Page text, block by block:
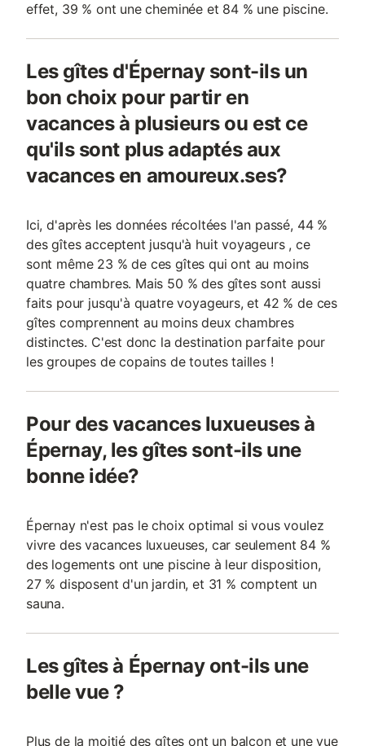
effet, 39 % ont une cheminée et 84 % une piscine.
Les gîtes d'Épernay sont-ils un
bon choix pour partir en
vacances à plusieurs ou est ce
qu'ils sont plus adaptés aux
vacances en amoureux.ses?
Ici, d'après les données récoltées l'an passé, 44 %
des gîtes acceptent jusqu'à huit voyageurs , ce
sont même 23 % de ces gîtes qui ont au moins
quatre chambres. Mais 50 % des gîtes sont aussi
faits pour jusqu'à quatre voyageurs, et 42 % de ces
gîtes comprennent au moins deux chambres
distinctes. C'est donc la destination parfaite pour
les groupes de copains de toutes tailles !
Pour des vacances luxueuses à
Épernay, les gîtes sont-ils une
bonne idée?
Épernay n'est pas le choix optimal si vous voulez
vivre des vacances luxueuses, car seulement 84 %
des logements ont une piscine à leur disposition,
27 % disposent d'un jardin, et 31 % comptent un
sauna.
Les gîtes à Épernay ont-ils une
belle vue ?
Plus de la moitié des gîtes ont un balcon et une vue